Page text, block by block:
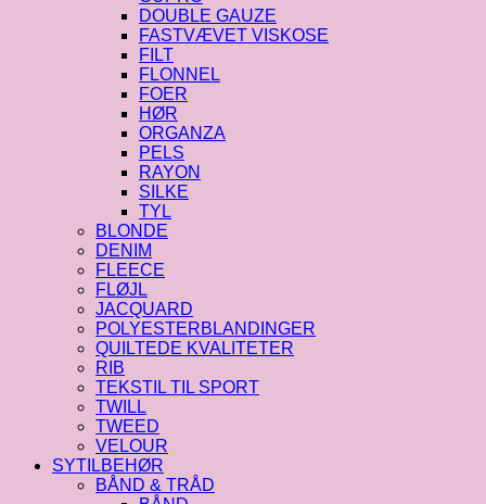
DOUBLE GAUZE
FASTVÆVET VISKOSE
FILT
FLONNEL
FOER
HØR
ORGANZA
PELS
RAYON
SILKE
TYL
BLONDE
DENIM
FLEECE
FLØJL
JACQUARD
POLYESTERBLANDINGER
QUILTEDE KVALITETER
RIB
TEKSTIL TIL SPORT
TWILL
TWEED
VELOUR
SYTILBEHØR
BÅND & TRÅD